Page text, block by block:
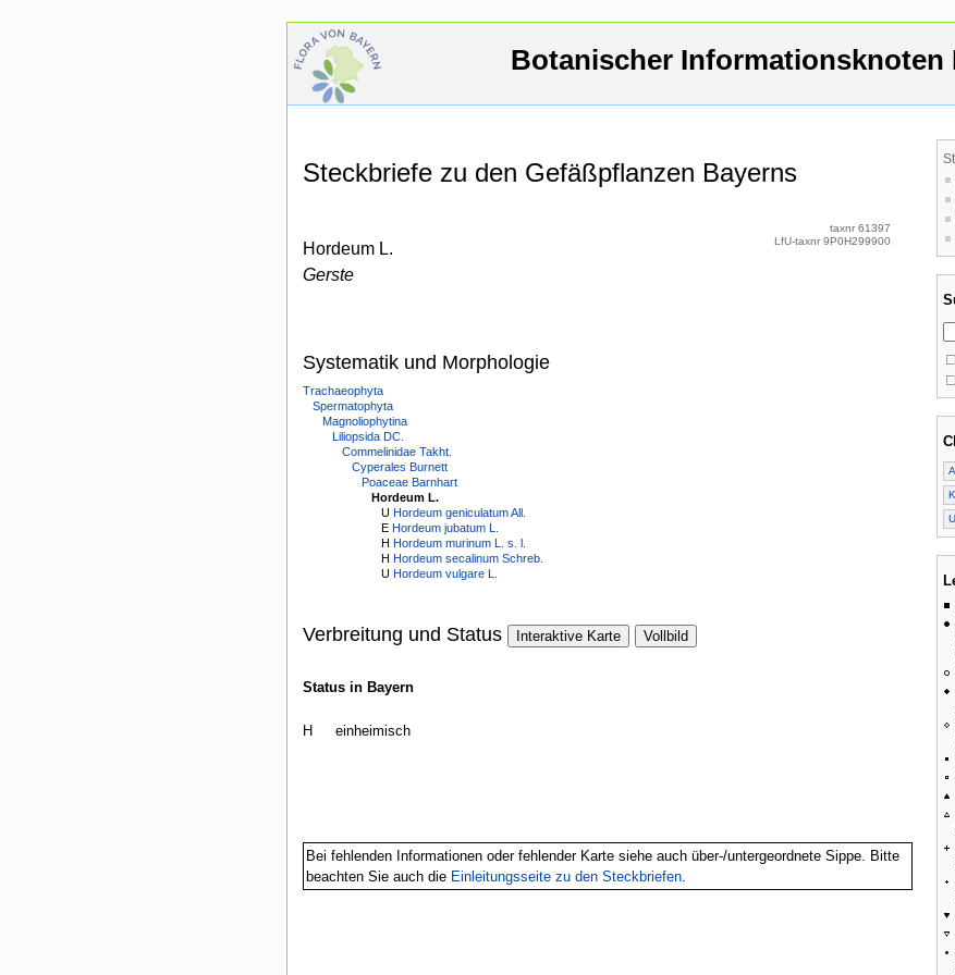
Botanischer Informationsknoten
Steckbriefe zu den Gefäßpflanzen Bayerns
Hordeum L.
Gerste
taxnr 61397
LfU-taxnr 9P0H299900
Systematik und Morphologie
Trachaeophyta
Spermatophyta
Magnoliophytina
Liliopsida DC.
Commelinidae Takht.
Cyperales Burnett
Poaceae Barnhart
Hordeum L.
U Hordeum geniculatum All.
E Hordeum jubatum L.
H Hordeum murinum L. s. l.
H Hordeum secalinum Schreb.
U Hordeum vulgare L.
Verbreitung und Status Interaktive Karte Vollbild
Status in Bayern
H einheimisch
Bei fehlenden Informationen oder fehlender Karte siehe auch über-/untergeordnete Sippe. Bitte
beachten Sie auch die Einleitungsseite zu den Steckbriefen.
A
K
U